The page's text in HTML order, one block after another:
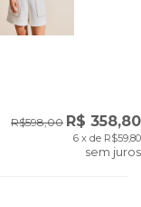
R$598,00 R$ 358,80
6 x de R$59,80
sem juros